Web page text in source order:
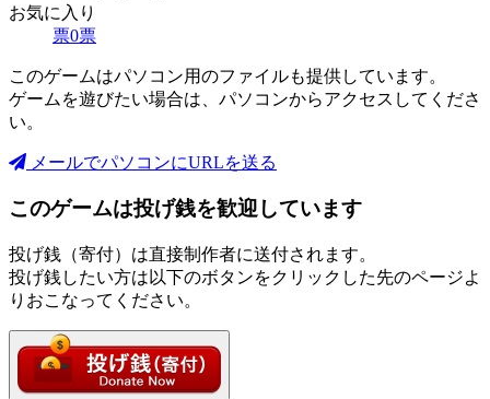
お気に入り
票0票
このゲームはパソコン用のファイルも提供しています。
ゲームを遊びたい場合は、パソコンからアクセスしてくださ
い。
メールでパソコンにURLを送る
このゲームは投げ銭を歓迎しています
投げ銭（寄付）は直接制作者に送付されます。
投げ銭したい方は以下のボタンをクリックした先のページよ
りおこなってください。